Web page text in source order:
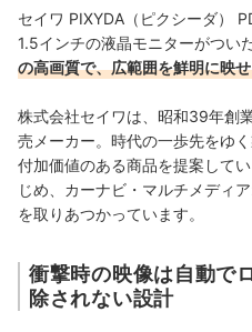
セイワ PIXYDA（ピクシーダ）
1.5インチの液晶モニターがつい
の高画質で、広範囲を鮮明に映
株式会社セイワは、昭和39年創
売メーカー。時代の一歩先をゆ
付加価値のある商品を提案して
じめ、カーナビ・マルチメディ
を取りあつかっています。
衝撃時の映像は自動で
除されない設計